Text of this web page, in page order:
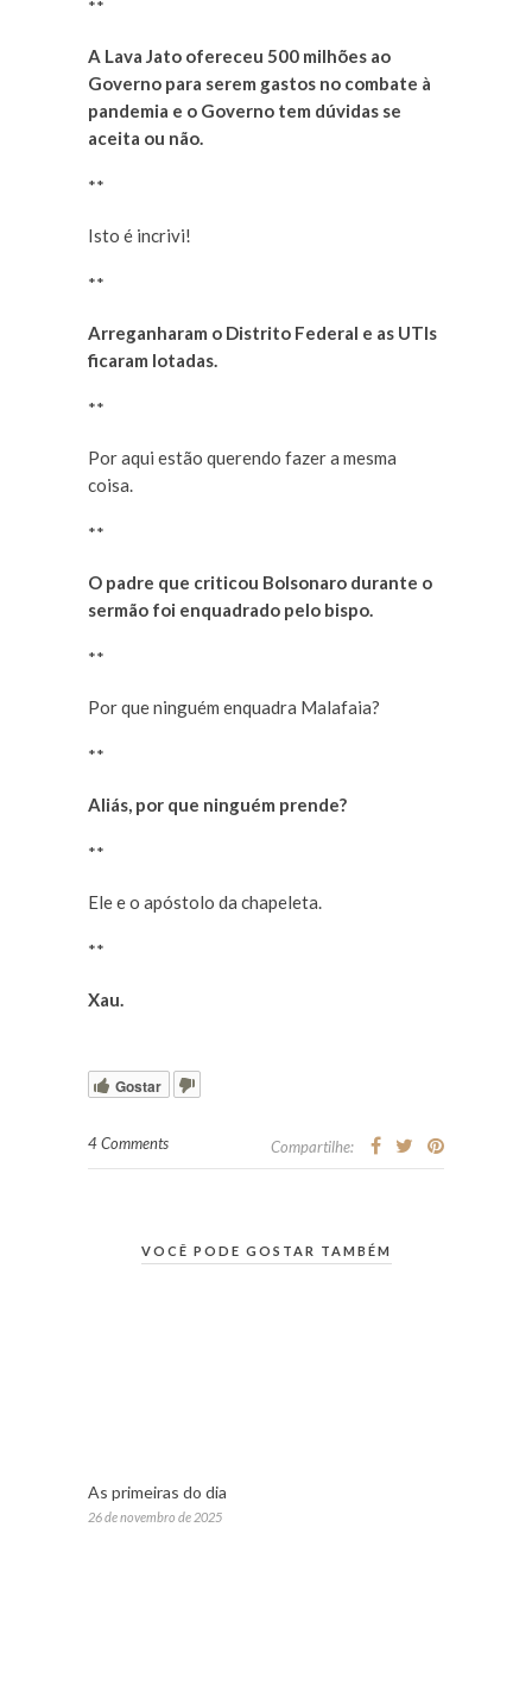
**
A Lava Jato ofereceu 500 milhões ao
Governo para serem gastos no combate à
pandemia e o Governo tem dúvidas se
aceita ou não.
**
Isto é incrivi!
**
Arreganharam o Distrito Federal e as UTIs
ficaram lotadas.
**
Por aqui estão querendo fazer a mesma
coisa.
**
O padre que criticou Bolsonaro durante o
sermão foi enquadrado pelo bispo.
**
Por que ninguém enquadra Malafaia?
**
Aliás, por que ninguém prende?
**
Ele e o apóstolo da chapeleta.
**
Xau.
Gostar
4 Comments Compartilhe:
VOCÊ PODE GOSTAR TAMBÉM
As primeiras do dia
26 de novembro de 2025